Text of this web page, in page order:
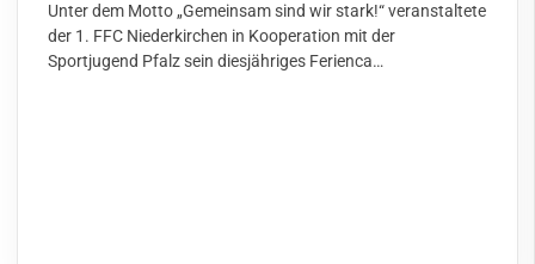
Unter dem Motto „Gemeinsam sind wir stark!“ veranstaltete
der 1. FFC Niederkirchen in Kooperation mit der
Sportjugend Pfalz sein diesjähriges Ferienca…